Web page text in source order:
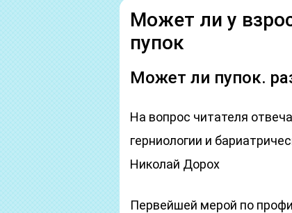
Может ли у
пупок
Может ли пупок.
На вопрос читателя
герниологии и
Николай Дорох
Первейшей мерой по